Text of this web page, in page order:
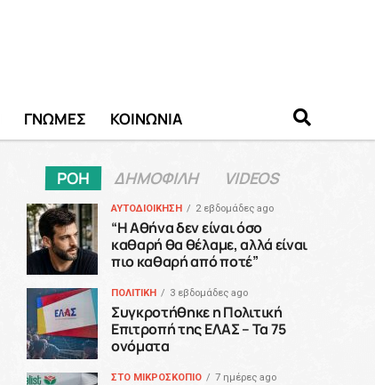
ΓΝΩΜΕΣ ΚΟΙΝΩΝΙΑ
ΡΟΗ ΔΗΜΟΦΙΛΗ VIDEOS
ΑΥΤΟΔΙΟΙΚΗΣΗ 2 εβδομάδες ago
“H Αθήνα δεν είναι όσο
καθαρή θα θέλαμε, αλλά είναι
πιο καθαρή από ποτέ”
ΠΟΛΙΤΙΚΗ 3 εβδομάδες ago
Συγκροτήθηκε η Πολιτική
Επιτροπή της ΕΛΑΣ – Τα 75
ονόματα
ΣΤΟ ΜΙΚΡΟΣΚΟΠΙΟ 7 ημέρες ago